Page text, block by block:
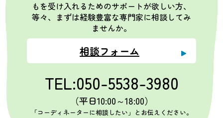
もを受け入れるためのサポートが欲しい方、
等々、まずは経験豊富な専門家に相談してみ
ませんか。
相談フォーム
TEL:050-5538-3980
（平日10:00～18:00）
「コーディネーターに相談したい」とお伝えください。